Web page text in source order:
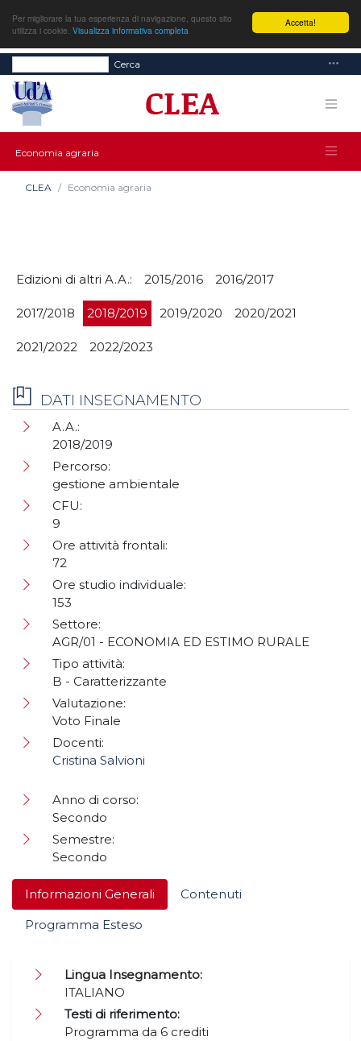
Accetta!
Per migliorare la tua esperienza di navigazione, questo sito
utilizza i cookie. Visualizza informativa completa
Cerca
Economia agraria
CLEA Economia agraria
Edizioni di altri A.A.: 2015/2016 2016/2017
2017/2018 2018/2019 2019/2020 2020/2021
2021/2022 2022/2023
Informazioni Generali
Contenuti
Programma Esteso
Lingua Insegnamento:
ITALIANO
Testi di riferimento:
Programma da 6 crediti
DATI INSEGNAMENTO
A.A.:
2018/2019
Percorso:
gestione ambientale
CFU:
9
Ore attività frontali:
72
Ore studio individuale:
153
Settore:
AGR/01 - ECONOMIA ED ESTIMO RURALE
Tipo attività:
B - Caratterizzante
Valutazione:
Voto Finale
Docenti:
Cristina Salvioni
Anno di corso:
Secondo
Semestre:
Secondo